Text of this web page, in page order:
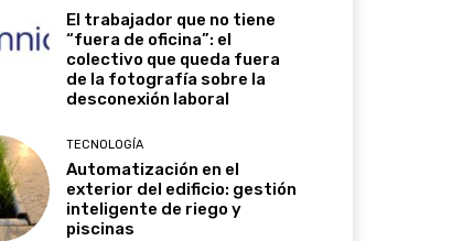
El trabajador que no tiene
“fuera de oficina”: el
colectivo que queda fuera
de la fotografía sobre la
desconexión laboral
TECNOLOGÍA
Automatización en el
exterior del edificio: gestión
inteligente de riego y
piscinas